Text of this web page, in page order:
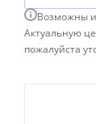
Возможны
Актуальную
пожалуйста